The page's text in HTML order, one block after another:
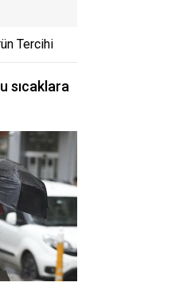
Tercihi
sıcaklara